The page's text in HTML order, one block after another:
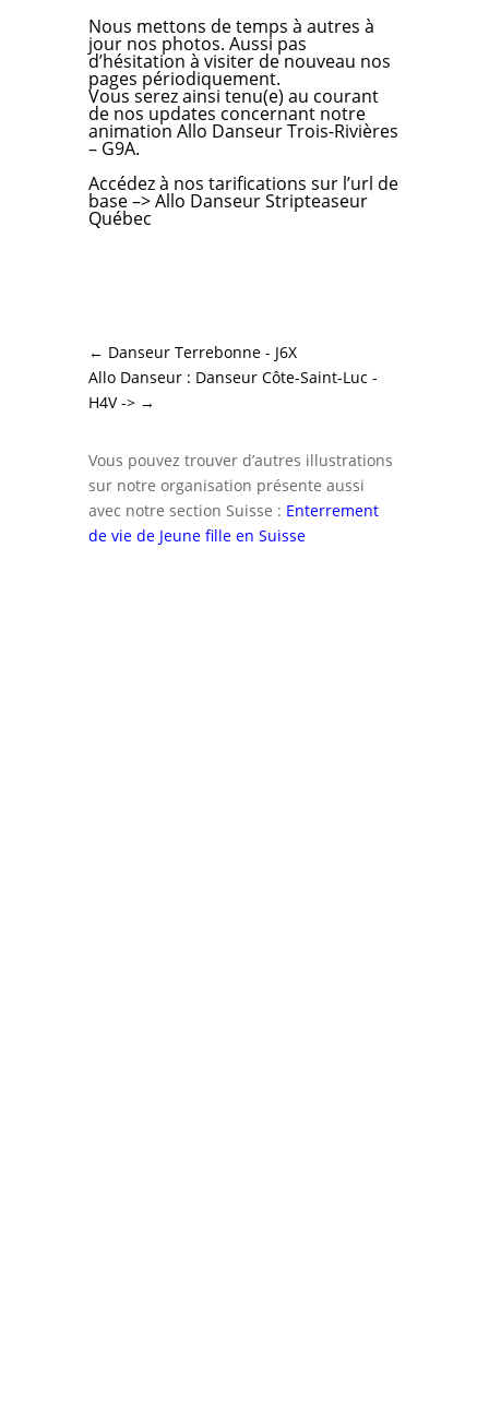
Nous mettons de temps à autres à
jour nos photos. Aussi pas
d’hésitation à visiter de nouveau nos
pages périodiquement.
Vous serez ainsi tenu(e) au courant
de nos updates concernant notre
animation Allo Danseur Trois-Rivières
– G9A.
Accédez à nos tarifications sur l’url de
base –>Allo Danseur Stripteaseur
Québec
← Danseur Terrebonne - J6X
Allo Danseur : Danseur Côte-Saint-Luc -
H4V ->→
Vous pouvez trouver d’autres illustrations
sur notre organisation présente aussi
avec notre section Suisse : Enterrement
de vie de Jeune fille en Suisse